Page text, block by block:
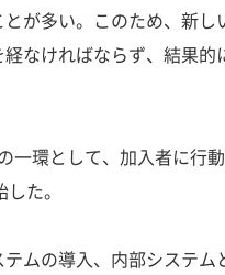
が多い。このため、新
なければならず、結果
一環として、加入者に行
た。
ムの導入、内部システム